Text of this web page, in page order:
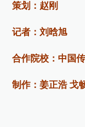
策划：赵刚
记者：刘晗旭
合作院校：中国
制作：姜正浩 戈